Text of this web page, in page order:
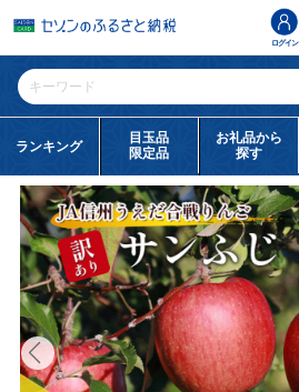
ログイン
ランキング
目玉品
限定品
お礼品から
探す